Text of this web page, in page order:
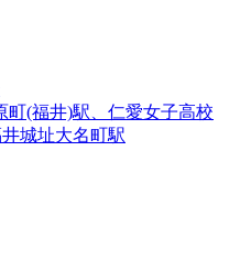
町(福井)駅、仁愛女子高校
城址大名町駅